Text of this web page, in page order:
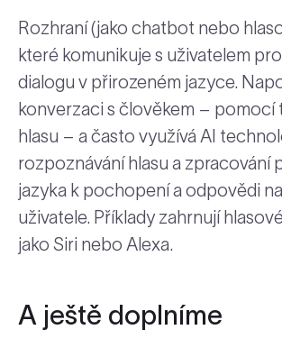
Rozhraní (jako chatbot nebo
které komunikuje s uživatelem
dialogu v přirozeném jazyce.
konverzaci s člověkem – pomocí
hlasu – a často využívá AI
rozpoznávání hlasu a zpracování
jazyka k pochopení a odpovědi
uživatele. Příklady zahrnují
jako Siri nebo Alexa.
A ještě doplníme